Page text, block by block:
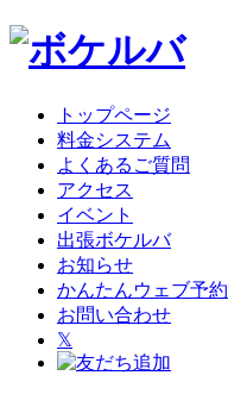
トップページ
料金システム
よくあるご質問
アクセス
イベント
出張ボケルバ
お知らせ
かんたんウェブ予約
お問い合わせ
𝕏